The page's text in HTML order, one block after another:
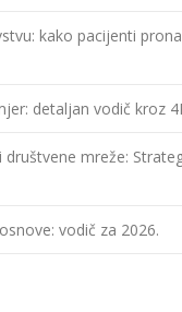
kako pacijenti
detaljan vodič kroz
mreže:
vodič za 2026.